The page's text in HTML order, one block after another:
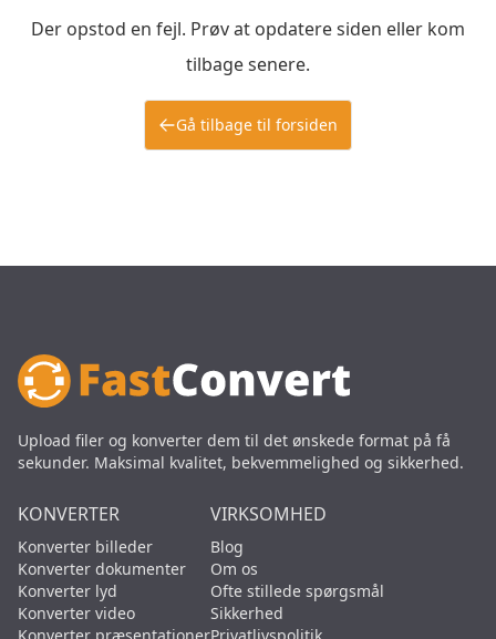
Der opstod en fejl. Prøv at opdatere siden eller kom
tilbage senere.
Gå tilbage til forsiden
Upload filer og konverter dem til det ønskede format på få
sekunder. Maksimal kvalitet, bekvemmelighed og sikkerhed.
KONVERTER
Konverter billeder
Konverter dokumenter
Konverter lyd
Konverter video
VIRKSOMHED
Blog
Om os
Ofte stillede spørgsmål
Sikkerhed